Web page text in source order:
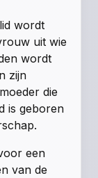
wordt
uit wie
wordt
zijn
die
is geboren
een
van de